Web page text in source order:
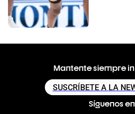
Mantente siempre
SUSCRÍBETE A LA
Síguenos en